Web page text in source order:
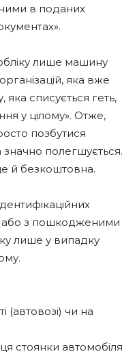
в поданих
лише машину
яка вже
списується геть,
у цілому». Отже,
позбутися
полегшується.
й безкоштовна.
або з пошкодженими
лише у випадку
(автовозі) чи на
стоянки автомобіля